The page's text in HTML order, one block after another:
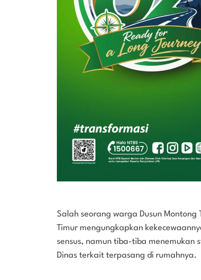
‎Salah seorang warga Dusun Montong
Timur mengungkapkan
sensus, namun tiba-tiba menemukan
Dinas terkait terpasang di rumahnya.